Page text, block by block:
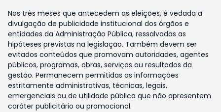
Nos três meses que antecedem as eleições, é vedada a
divulgação de publicidade institucional dos órgãos e
entidades da Administração Pública, ressalvadas as
hipóteses previstas na legislação. Também devem ser
evitados conteúdos que promovam autoridades, agentes
públicos, programas, obras, serviços ou resultados da
gestão. Permanecem permitidas as informações
estritamente administrativas, técnicas, legais,
emergenciais ou de utilidade pública que não apresentem
caráter publicitário ou promocional.